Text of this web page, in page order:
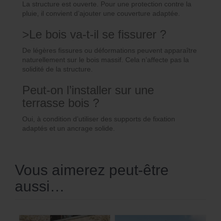
La structure est ouverte. Pour une protection contre la
pluie, il convient d’ajouter une couverture adaptée.
>Le bois va-t-il se fissurer ?
De légères fissures ou déformations peuvent apparaître
naturellement sur le bois massif. Cela n’affecte pas la
solidité de la structure.
Peut-on l’installer sur une
terrasse bois ?
Oui, à condition d’utiliser des supports de fixation
adaptés et un ancrage solide.
Vous aimerez peut-être
aussi…